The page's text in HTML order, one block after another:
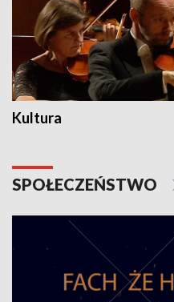
Kultura
SPOŁECZEŃSTWO